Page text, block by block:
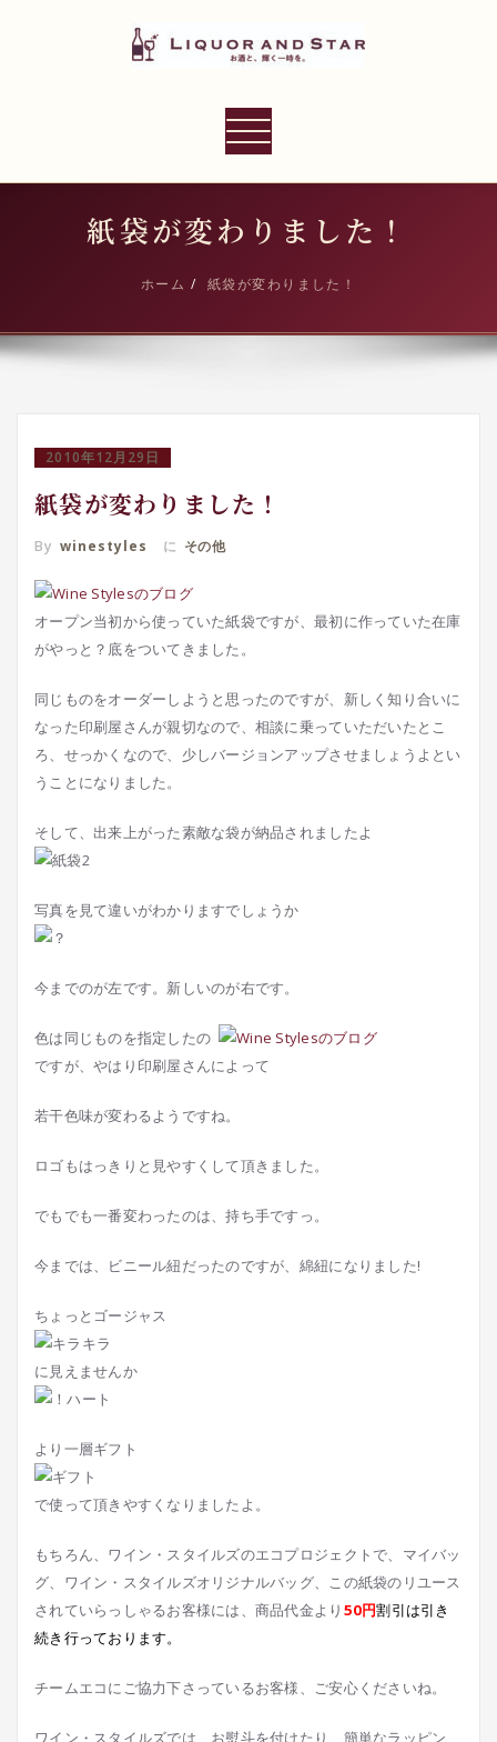
プ
LIQUOR AND STAR
ナ
ー
ョ
切
紙袋が変わりました！
ホーム 紙袋が変わりました！
2010年12月29日
紙袋が変わりました！
By winestyles に その他
オープン当初から使っていた紙袋ですが、最初に作っていた在庫
がやっと？底をついてきました。
同じものをオーダーしようと思ったのですが、新しく知り合いに
なった印刷屋さんが親切なので、相談に乗っていただいたとこ
ろ、せっかくなので、少しバージョンアップさせましょうよとい
うことになりました。
そして、出来上がった素敵な袋が納品されましたよ
写真を見て違いがわかりますでしょうか
今までのが左です。新しいのが右です。
色は同じものを指定したの
ですが、やはり印刷屋さんによって
若干色味が変わるようですね。
ロゴもはっきりと見やすくして頂きました。
でもでも一番変わったのは、持ち手ですっ。
今までは、ビニール紐だったのですが、綿紐になりました!
ちょっとゴージャス
に見えませんか
より一層ギフト
で使って頂きやすくなりましたよ。
もちろん、ワイン・スタイルズのエコプロジェクトで、マイバッ
グ、ワイン・スタイルズオリジナルバッグ、この紙袋のリユース
されていらっしゃるお客様には、商品代金より 50円割引は引き
続き行っております。
チームエコにご協力下さっているお客様、ご安心くださいね。
ワイン・スタイルズでは、お熨斗を付けたり、簡単なラッピン